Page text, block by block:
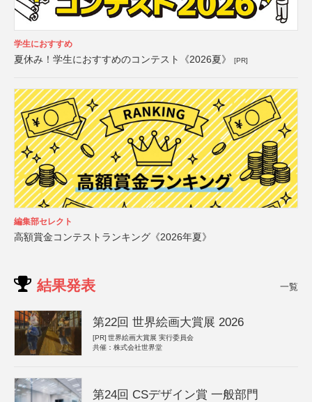
学生におすすめ
夏休み！学生におすすめのコンテスト《2026夏》 [PR]
編集部セレクト
高額賞金コンテストランキング《2026年夏》
結果発表 一覧
第22回 世界絵画大賞展 2026
[PR] 世界絵画大賞展 実行委員会
共催：株式会社世界堂
第24回 CSデザイン賞 一般部門